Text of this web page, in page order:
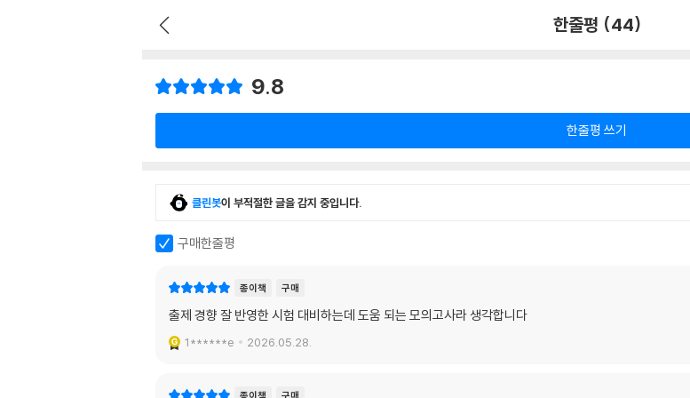
한줄평 (44)
9.8
한줄평 쓰기
클린봇이 부적절한 글을 감지 중입니다.
구매한줄평
종이책 구매
출제 경향 잘 반영한 시험 대비하는데 도움 되는 모의고사라 생각합니다
1******e 2026.05.28.
종이책 구매